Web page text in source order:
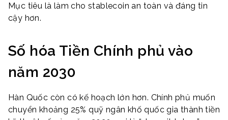
Mục tiêu là làm cho stablecoin an toàn và đáng tin
cậy hơn.
Số hóa Tiền Chính phủ vào
năm 2030
Hàn Quốc còn có kế hoạch lớn hơn. Chính phủ muốn
chuyển khoảng 25% quỹ ngân khố quốc gia thành tiền